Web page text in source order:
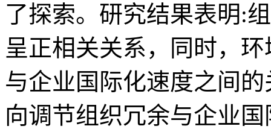
了探索。研究结果表明:
呈正相关关系，同时，
与企业国际化速度之间
向调节组织冗余与企业